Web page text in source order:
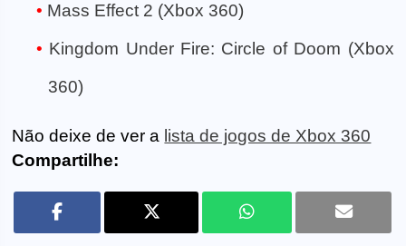
Mass Effect 2 (Xbox 360)
Kingdom Under Fire: Circle of Doom (Xbox
360)
Não deixe de ver a lista de jogos de Xbox 360
Compartilhe: